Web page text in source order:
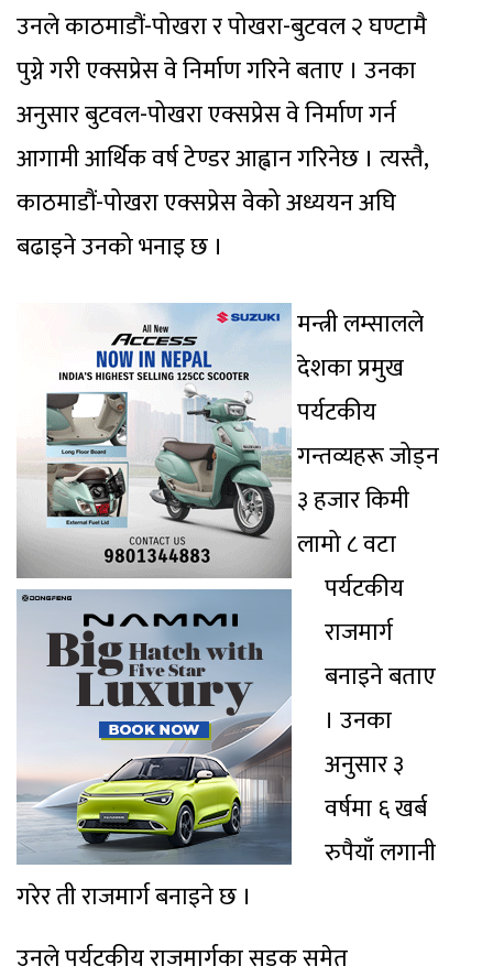
उनले काठमाडौं-पोखरा र पोखरा-बुटवल २ घण्टामै
पुग्ने गरी एक्सप्रेस वे निर्माण गरिने बताए । उनका
अनुसार बुटवल-पोखरा एक्सप्रेस वे निर्माण गर्न
आगामी आर्थिक वर्ष टेण्डर आह्वान गरिनेछ । त्यस्तै,
काठमाडौं-पोखरा एक्सप्रेस वेको अध्ययन अघि
बढाइने उनको भनाइ छ ।
मन्त्री लम्सालले
देशका प्रमुख
पर्यटकीय
गन्तव्यहरू जोड्न
३ हजार किमी
लामो ८ वटा
पर्यटकीय
राजमार्ग
बनाइने बताए
। उनका
अनुसार ३
वर्षमा ६ खर्ब
रुपैयाँ लगानी
गरेर ती राजमार्ग बनाइने छ ।
उनले पर्यटकीय राजमार्गका सडक समेत